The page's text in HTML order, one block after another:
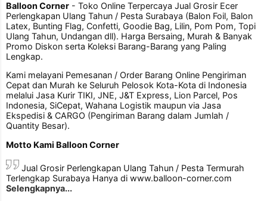
Balloon Corner - Toko Online Terpercaya Jual Grosir Ecer
Perlengkapan Ulang Tahun / Pesta Surabaya (Balon Foil, Balon
Latex, Bunting Flag, Confetti, Goodie Bag, Lilin, Pom Pom, Topi
Ulang Tahun, Undangan dll). Harga Bersaing, Murah & Banyak
Promo Diskon serta Koleksi Barang-Barang yang Paling
Lengkap.
Kami melayani Pemesanan / Order Barang Online Pengiriman
Cepat dan Murah ke Seluruh Pelosok Kota-Kota di Indonesia
melalui Jasa Kurir TIKI, JNE, J&T Express, Lion Parcel, Pos
Indonesia, SiCepat, Wahana Logistik maupun via Jasa
Ekspedisi & CARGO (Pengiriman Barang dalam Jumlah /
Quantity Besar).
Motto Kami Balloon Corner
Jual Grosir Perlengkapan Ulang Tahun / Pesta Termurah
Terlengkap Surabaya Hanya di www.balloon-corner.com
Selengkapnya...